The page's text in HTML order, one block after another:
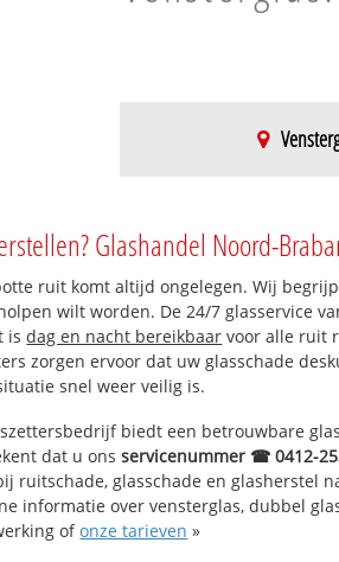
Berghem-Zuid
Glashandel Noord-
ruit komt altijd ongelegen. Wij
wilt worden. De 24/7 glasservice
isdag en nacht bereikbaar voor alle ruit
zorgen ervoor dat uw glasschade
snel weer veilig is.
biedt een betrouwbare
dat u onsservicenummer ☎ 0412-
ruitschade, glasschade en glasherstel
informatie over vensterglas, dubbel
ofonze tarieven »